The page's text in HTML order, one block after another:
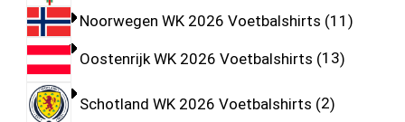
Noorwegen WK 2026 Voetbalshirts 11
Oostenrijk WK 2026 Voetbalshirts 13
Schotland WK 2026 Voetbalshirts 2